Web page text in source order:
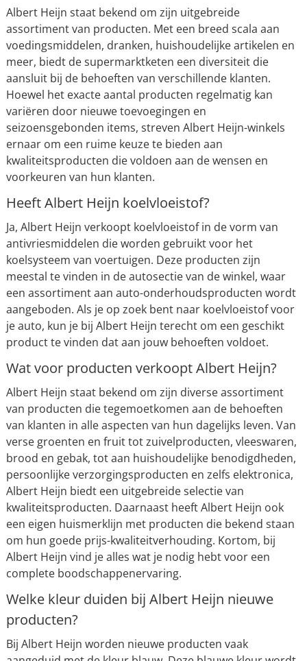
Albert Heijn staat bekend om zijn uitgebreide
assortiment van producten. Met een breed scala aan
voedingsmiddelen, dranken, huishoudelijke artikelen en
meer, biedt de supermarktketen een diversiteit die
aansluit bij de behoeften van verschillende klanten.
Hoewel het exacte aantal producten regelmatig kan
variëren door nieuwe toevoegingen en
seizoensgebonden items, streven Albert Heijn-winkels
ernaar om een ruime keuze te bieden aan
kwaliteitsproducten die voldoen aan de wensen en
voorkeuren van hun klanten.
Heeft Albert Heijn koelvloeistof?
Ja, Albert Heijn verkoopt koelvloeistof in de vorm van
antivriesmiddelen die worden gebruikt voor het
koelsysteem van voertuigen. Deze producten zijn
meestal te vinden in de autosectie van de winkel, waar
een assortiment aan auto-onderhoudsproducten wordt
aangeboden. Als je op zoek bent naar koelvloeistof voor
je auto, kun je bij Albert Heijn terecht om een geschikt
product te vinden dat aan jouw behoeften voldoet.
Wat voor producten verkoopt Albert Heijn?
Albert Heijn staat bekend om zijn diverse assortiment
van producten die tegemoetkomen aan de behoeften
van klanten in alle aspecten van hun dagelijks leven. Van
verse groenten en fruit tot zuivelproducten, vleeswaren,
brood en gebak, tot aan huishoudelijke benodigdheden,
persoonlijke verzorgingsproducten en zelfs elektronica,
Albert Heijn biedt een uitgebreide selectie van
kwaliteitsproducten. Daarnaast heeft Albert Heijn ook
een eigen huismerklijn met producten die bekend staan
om hun goede prijs-kwaliteitverhouding. Kortom, bij
Albert Heijn vind je alles wat je nodig hebt voor een
complete boodschappenervaring.
Welke kleur duiden bij Albert Heijn nieuwe
producten?
Bij Albert Heijn worden nieuwe producten vaak